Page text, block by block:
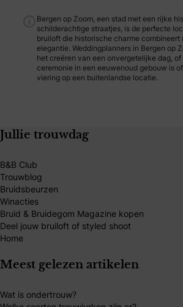
Bergen op Zoom, een stad met een rijke
schilderachtige straatjes, is de perfecte
bruiloft die historische charme combineert
elegantie. Weddingplanners in Bergen op
het creëren van een onvergetelijke dag,
ceremonie in een eeuwenoud gebouw is
viering op een buitenlandse locatie.
Jullie trouwdag
B&B Club
Trouwblog
Bruidsbeurzen
Winacties
Bruid & Bruidegom Magazine kopen
Deel jouw bruiloft of styled shoot
Home
Meest gelezen artikelen
Wat is ondertrouw?